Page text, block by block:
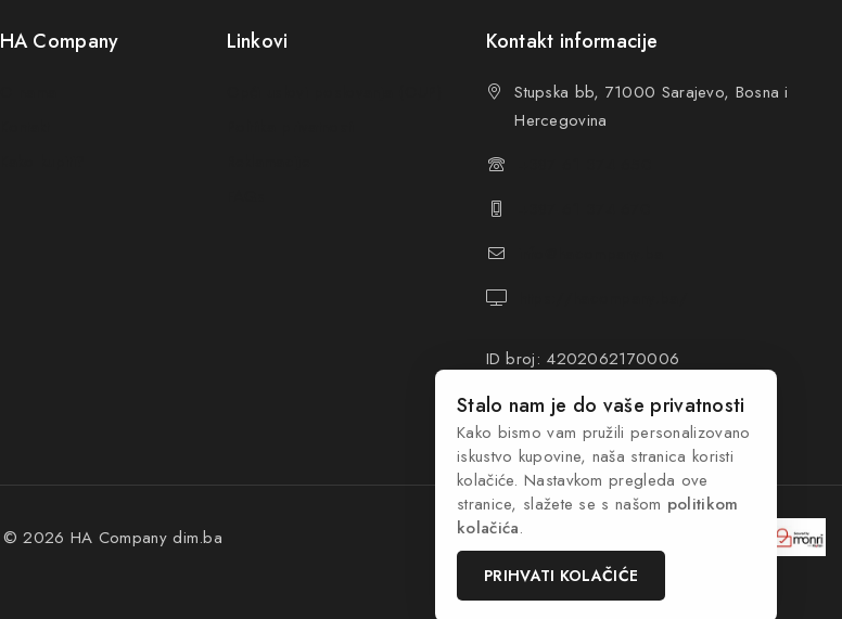
HA Company Linkovi Kontakt informacije
Stupska bb, 71000 Sarajevo, Bosna i
Hercegovina
ID broj: 4202062170006
PDV broj: 202062170006
© 2026 HA Companydim.ba
Stalo nam je do vaše privatnosti
Kako bismo vam pružili personalizovano
iskustvo kupovine, naša stranica koristi
kolačiće. Nastavkom pregleda ove
stranice, slažete se s našom politikom
kolačića.
PRIHVATI KOLAČIĆE